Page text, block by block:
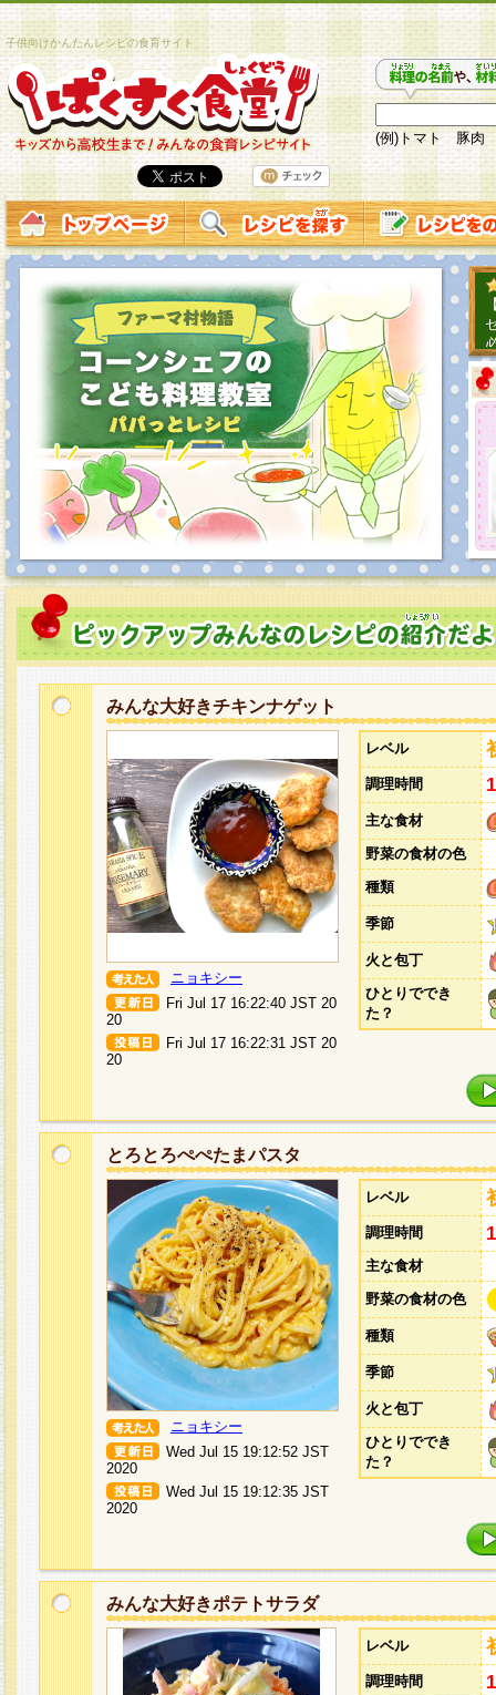
子供向けかんたんレシピの食育サイト
(例)トマト 豚肉
みんな大好きチキンナゲット
ニョキシー
Fri Jul 17 16:22:40 JST 20
20
Fri Jul 17 16:22:31 JST 20
20
レベル
調理時間
主な食材
野菜の食材の色
種類
季節
火と包丁
ひとりででき
た？
とろとろぺぺたまパスタ
ニョキシー
Wed Jul 15 19:12:52 JST
2020
Wed Jul 15 19:12:35 JST
2020
レベル
調理時間
主な食材
野菜の食材の色
種類
季節
火と包丁
ひとりででき
た？
みんな大好きポテトサラダ
レベル
調理時間